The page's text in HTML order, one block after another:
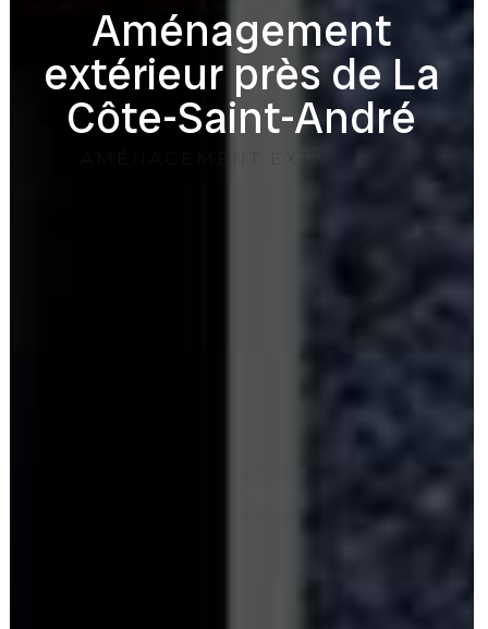
Aménagement
extérieur près de La
Côte-Saint-André